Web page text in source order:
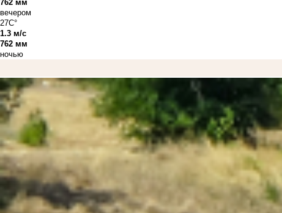
762 мм
вечером
27C°
1.3 м/с
762 мм
ночью